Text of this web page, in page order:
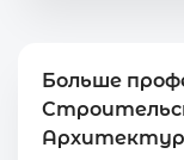
Больше